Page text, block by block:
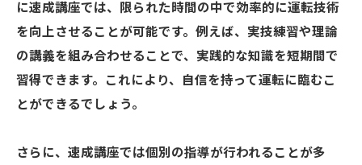
に速成講座では、限られた時間の中で効率的に運転技術
を向上させることが可能です。例えば、実技練習や理論
の講義を組み合わせることで、実践的な知識を短期間で
習得できます。これにより、自信を持って運転に臨むこ
とができるでしょう。
さらに、速成講座では個別の指導が行われることが多